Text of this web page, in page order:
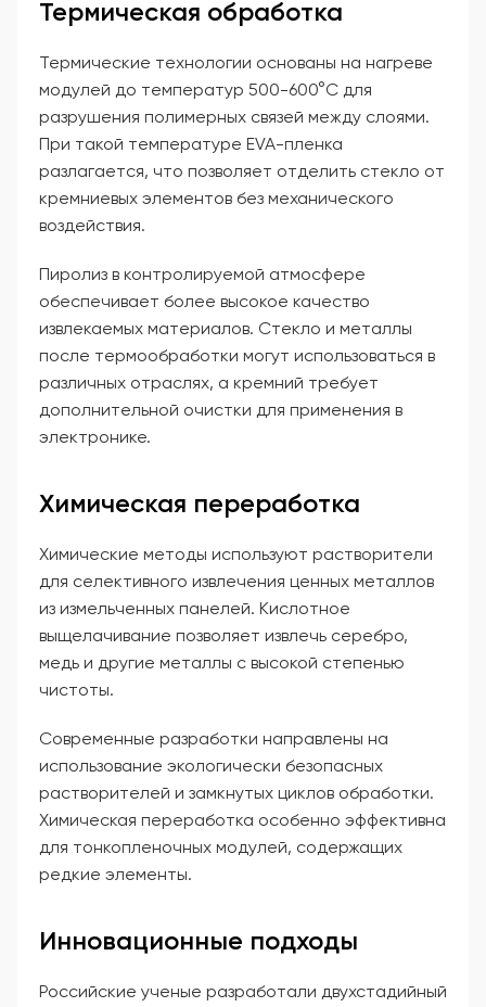
Термическая обработка
Термические технологии основаны на нагреве
модулей до температур 500-600°C для
разрушения полимерных связей между слоями.
При такой температуре EVA-пленка
разлагается, что позволяет отделить стекло от
кремниевых элементов без механического
воздействия.
Пиролиз в контролируемой атмосфере
обеспечивает более высокое качество
извлекаемых материалов. Стекло и металлы
после термообработки могут использоваться в
различных отраслях, а кремний требует
дополнительной очистки для применения в
электронике.
Химическая переработка
Химические методы используют растворители
для селективного извлечения ценных металлов
из измельченных панелей. Кислотное
выщелачивание позволяет извлечь серебро,
медь и другие металлы с высокой степенью
чистоты.
Современные разработки направлены на
использование экологически безопасных
растворителей и замкнутых циклов обработки.
Химическая переработка особенно эффективна
для тонкопленочных модулей, содержащих
редкие элементы.
Инновационные подходы
Российские ученые разработали двухстадийный